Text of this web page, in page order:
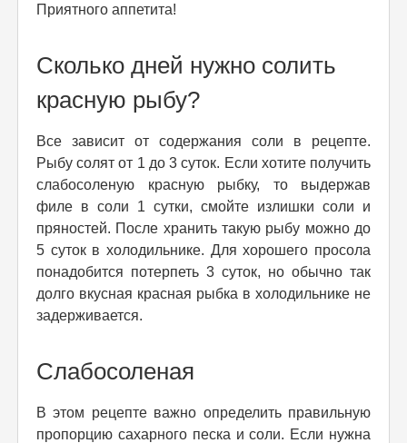
Приятного аппетита!
Сколько дней нужно солить
красную рыбу?
Все зависит от содержания соли в рецепте.
Рыбу солят от 1 до 3 суток. Если хотите получить
слабосоленую красную рыбку, то выдержав
филе в соли 1 сутки, смойте излишки соли и
пряностей. После хранить такую рыбу можно до
5 суток в холодильнике. Для хорошего просола
понадобится потерпеть 3 суток, но обычно так
долго вкусная красная рыбка в холодильнике не
задерживается.
Слабосоленая
В этом рецепте важно определить правильную
пропорцию сахарного песка и соли. Если нужна